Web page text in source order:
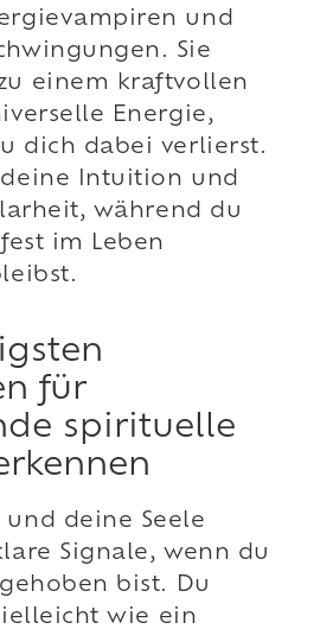
und
Sie
einem kraftvollen
Energie,
dich dabei verlierst.
Intuition und
während du
im Leben
für
spirituelle
deine Seele
Signale, wenn du
bist. Du
wie ein